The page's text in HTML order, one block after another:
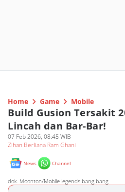
Home Game Mobile
Build Gusion Tersakit
Lincah dan Bar-Bar!
07 Feb 2026, 08:45 WIB
Zihan Berliana Ram Ghani
News Channel
dok. Moonton/Mobile legends bang bang